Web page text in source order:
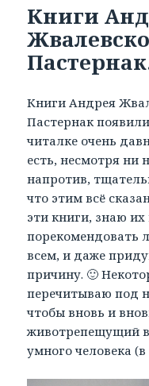
Книги
Книги Андрея
Пастернак
читалке очень
есть, несмотря ни
напротив,
что этим всё
эти книги, знаю
порекомендовать
всем, и даже
причину. 🙂
перечитываю под
чтобы вновь и
животрепещущий
умного человека